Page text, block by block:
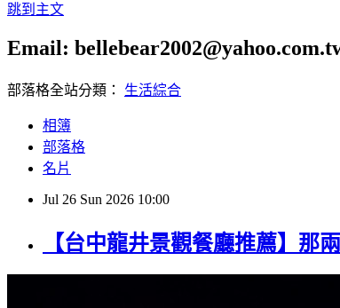
跳到主文
Email:
部落格全站分類： 生活綜合
相簿
部落格
名片
Jul 26 Sun 2026 10:00
【台中龍井景觀餐廳推薦】那